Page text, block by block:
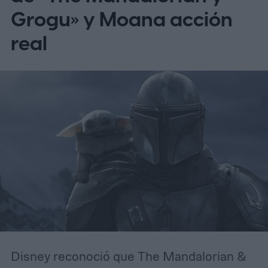
actualmente se encuentra en etapa de
posproducción, con estreno confirmado
para el 30 de abril de 2027.
Grogu» y Moana acción
real
Disney reconoció que The Mandalorian &